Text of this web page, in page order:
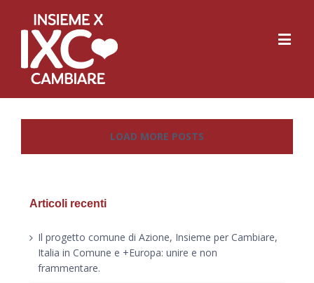
LOAD MORE POSTS
Articoli recenti
Il progetto comune di Azione, Insieme per Cambiare,
Italia in Comune e +Europa: unire e non
frammentare.